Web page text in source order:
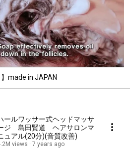
made in JAPAN
ールワッサー式ヘッドマッサ
ジ 島田賢道 ヘアサロンマ
ュアル(20分)(音質改善)
views 7 years ago